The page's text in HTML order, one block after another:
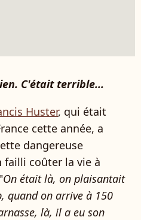
C'était terrible...
Huster, qui était
cette année, a
dangereuse
failli coûter la vie à
On était là, on plaisantait
quand on arrive à 150
là, il a eu son